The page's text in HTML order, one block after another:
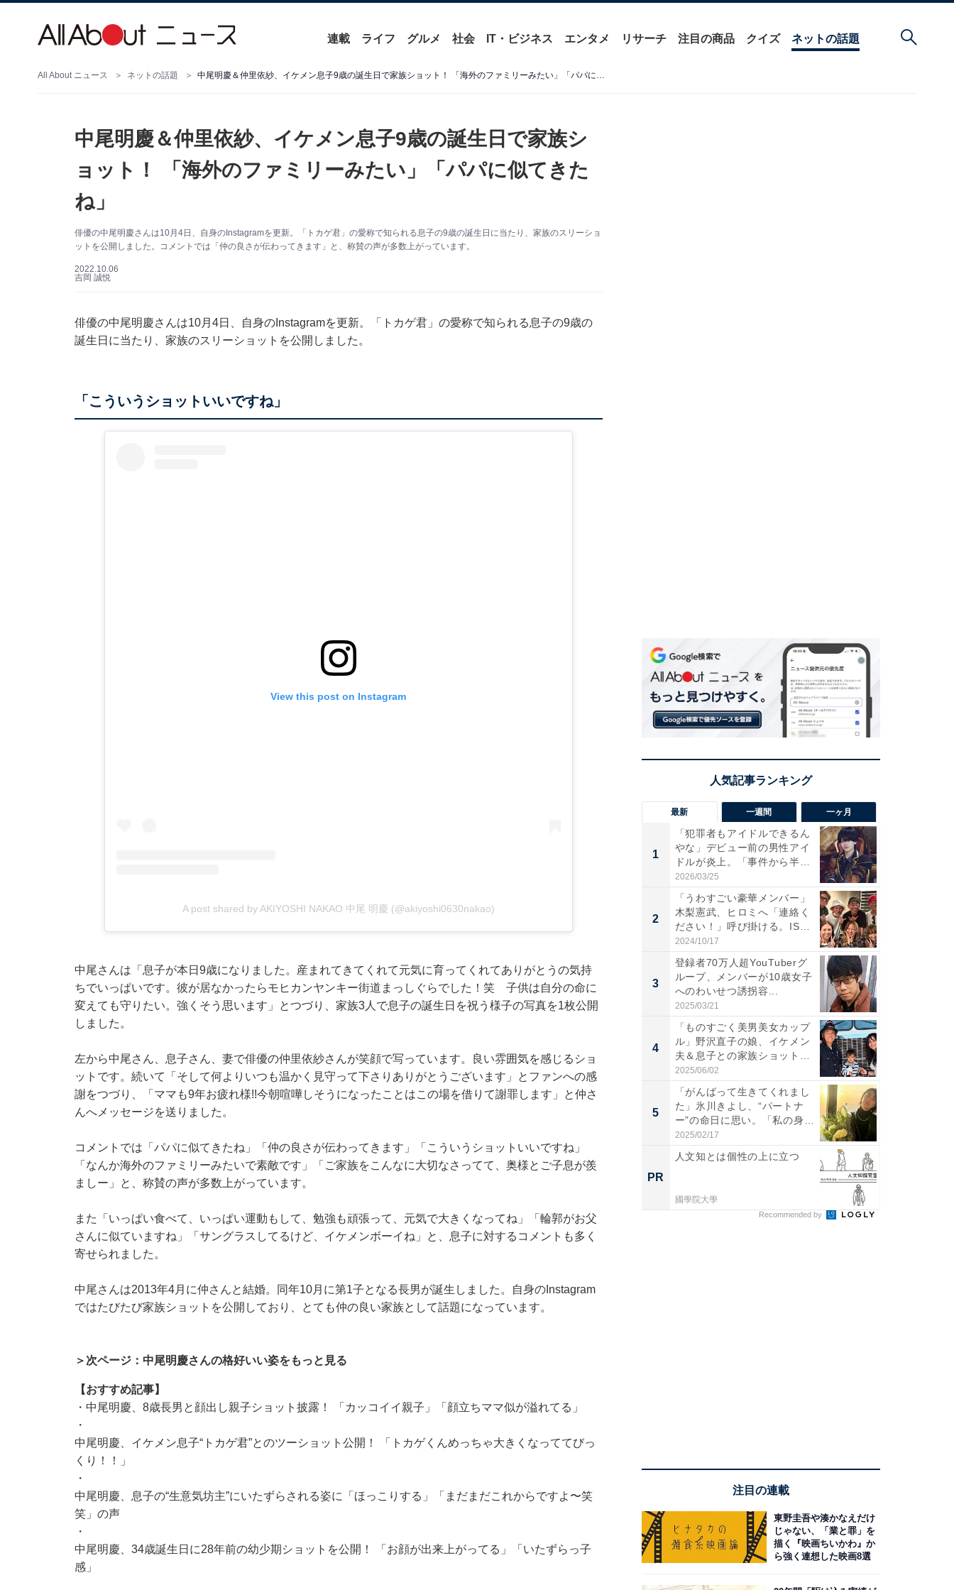
連載 ライフ グルメ 社会 IT・ビジネス エンタメ リサーチ 注目の商品 クイズ ネットの話題
All About ニュース ネットの話題 中尾明慶＆仲里依紗、イケメン息子9歳の誕生日で家族ショット！ 「海外のファミリーみたい」「パパに似てきたね」
中尾明慶＆仲里依紗、イケメン息子9歳の誕生日で家族シ
ョット！ 「海外のファミリーみたい」「パパに似てきた
ね」
俳優の中尾明慶さんは10月4日、自身のInstagramを更新。「トカゲ君」の愛称で知られる息子の9歳の誕生日に当たり、家族のスリーショ
ットを公開しました。コメントでは「仲の良さが伝わってきます」と、称賛の声が多数上がっています。
2022.10.06
吉岡 誠悦
俳優の中尾明慶さんは10月4日、自身のInstagramを更新。「トカゲ君」の愛称で知られる息子の9歳の
誕生日に当たり、家族のスリーショットを公開しました。
「こういうショットいいですね」
View this post on Instagram
A post shared by AKIYOSHI NAKAO 中尾 明慶 (@akiyoshi0630nakao)
中尾さんは「息子が本日9歳になりました。産まれてきてくれて元気に育ってくれてありがとうの気持
ちでいっぱいです。彼が居なかったらモヒカンヤンキー街道まっしぐらでした！笑 子供は自分の命に
変えても守りたい。強くそう思います」とつづり、家族3人で息子の誕生日を祝う様子の写真を1枚公開
しました。
左から中尾さん、息子さん、妻で俳優の仲里依紗さんが笑顔で写っています。良い雰囲気を感じるショ
ットです。続いて「そして何よりいつも温かく見守って下さりありがとうございます」とファンへの感
謝をつづり、「ママも9年お疲れ様!!今朝喧嘩しそうになったことはこの場を借りて謝罪します」と仲さ
んへメッセージを送りました。
コメントでは「パパに似てきたね」「仲の良さが伝わってきます」「こういうショットいいですね」
「なんか海外のファミリーみたいで素敵です」「ご家族をこんなに大切なさってて、奥様とご子息が羨
ましー」と、称賛の声が多数上がっています。
また「いっぱい食べて、いっぱい運動もして、勉強も頑張って、元気で大きくなってね」「輪郭がお父
さんに似ていますね」「サングラスしてるけど、イケメンボーイね」と、息子に対するコメントも多く
寄せられました。
中尾さんは2013年4月に仲さんと結婚。同年10月に第1子となる長男が誕生しました。自身のInstagram
ではたびたび家族ショットを公開しており、とても仲の良い家族として話題になっています。
＞次ページ：中尾明慶さんの格好いい姿をもっと見る
【おすすめ記事】
・ 中尾明慶、8歳長男と顔出し親子ショット披露！ 「カッコイイ親子」「顔立ちママ似が溢れてる」
・
中尾明慶、イケメン息子“トカゲ君”とのツーショット公開！ 「トカゲくんめっちゃ大きくなっててびっ
くり！！」
・
中尾明慶、息子の“生意気坊主”にいたずらされる姿に「ほっこりする」「まだまだこれからですよ〜笑
笑」の声
・
中尾明慶、34歳誕生日に28年前の幼少期ショットを公開！ 「お顔が出来上がってる」「いたずらっ子
感」
最新 一週間 一ヶ月
1
「犯罪者もアイドルできるん
やな」デビュー前の男性アイ
ドルが炎上。「事件から半年
も...
2026/03/25
2
「うわすごい豪華メンバー」
木梨憲武、ヒロミへ「連絡く
ださい！」呼び掛ける。IS
S...
2024/10/17
3
登録者70万人超YouTuberグ
ループ、メンバーが10歳女子
へのわいせつ誘拐容...
2025/03/21
4
「ものすごく美男美女カップ
ル」野沢直子の娘、イケメン
夫＆息子との家族ショット！
...
2025/06/02
5
「がんばって生きてくれまし
た」氷川きよし、“パートナ
ー”の命日に思い。「私の身
体...
2025/02/17
PR
人文知とは個性の上に立つ
國學院大學
Recommended by
注目の連載
東野圭吾や湊かなえだけ
じゃない、「業と罪」を
描く『映画ちいかわ』か
ら強く連想した映画8選